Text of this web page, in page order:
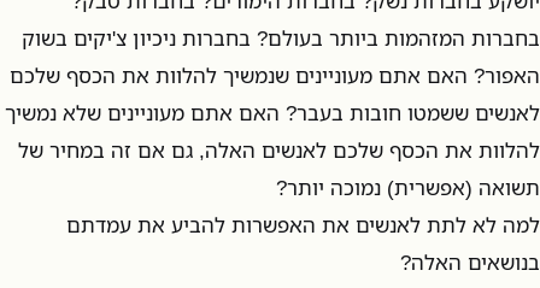
בחברות המזהמות ביותר בעולם? בחברות ניכיון צ'יקים בשוק
האפור? האם אתם מעוניינים שנמשיך להלוות את הכסף שלכם
לאנשים ששמטו חובות בעבר? האם אתם מעוניינים שלא נמשיך
להלוות את הכסף שלכם לאנשים האלה, גם אם זה במחיר של
תשואה (אפשרית) נמוכה יותר?
למה לא לתת לאנשים את האפשרות להביע את עמדתם
בנושאים האלה?